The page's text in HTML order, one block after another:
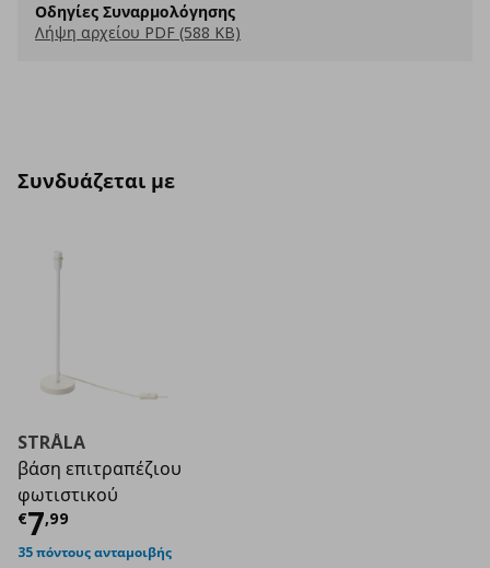
Οδηγίες Συναρμολόγησης
Λήψη αρχείου PDF (588 KB)
Συνδυάζεται με
STRÅLA
βάση επιτραπέζιου
φωτιστικού
€7,99
Τρέχουσα τιμή
35 πόντους ανταμοιβής